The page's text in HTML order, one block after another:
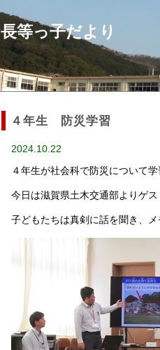
長等っ子だより
４年生 防災学習
2024.10.22
４年生が社会科で防災について学
今日は滋賀県土木交通部よりゲ
子どもたちは真剣に話を聞き、メ